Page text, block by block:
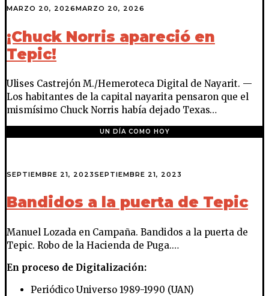
MARZO 20, 2026MARZO 20, 2026
¡Chuck Norris apareció en
Tepic!
Ulises Castrejón M./Hemeroteca Digital de Nayarit. —
Los habitantes de la capital nayarita pensaron que el
mismísimo Chuck Norris había dejado Texas…
UN DÍA COMO HOY
SEPTIEMBRE 21, 2023SEPTIEMBRE 21, 2023
Bandidos a la puerta de Tepic
Manuel Lozada en Campaña. Bandidos a la puerta de
Tepic. Robo de la Hacienda de Puga.…
En proceso de Digitalización:
Periódico Universo 1989-1990 (UAN)